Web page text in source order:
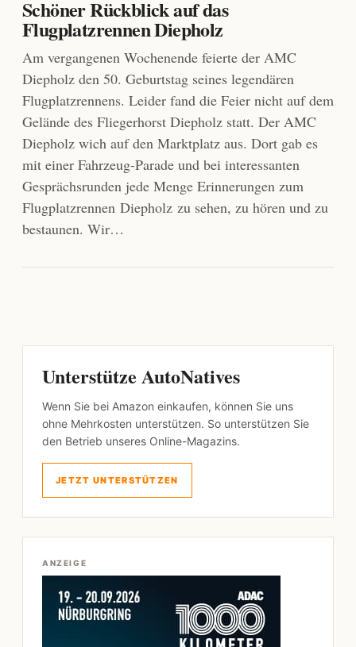
Schöner Rückblick auf das
Flugplatzrennen Diepholz
Am vergangenen Wochenende feierte der AMC
Diepholz den 50. Geburtstag seines legendären
Flugplatzrennens. Leider fand die Feier nicht auf dem
Gelände des Fliegerhorst Diepholz statt. Der AMC
Diepholz wich auf den Marktplatz aus. Dort gab es
mit einer Fahrzeug-Parade und bei interessanten
Gesprächsrunden jede Menge Erinnerungen zum
Flugplatzrennen Diepholz zu sehen, zu hören und zu
bestaunen. Wir…
Unterstütze AutoNatives
Wenn Sie bei Amazon einkaufen, können Sie uns
ohne Mehrkosten unterstützen. So unterstützen Sie
den Betrieb unseres Online-Magazins.
JETZT UNTERSTÜTZEN
ANZEIGE